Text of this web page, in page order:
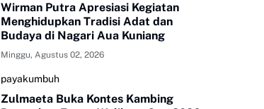
Wirman Putra Apresiasi Kegiatan
Menghidupkan Tradisi Adat dan
Budaya di Nagari Aua Kuniang
Minggu, Agustus 02, 2026
payakumbuh
Zulmaeta Buka Kontes Kambing